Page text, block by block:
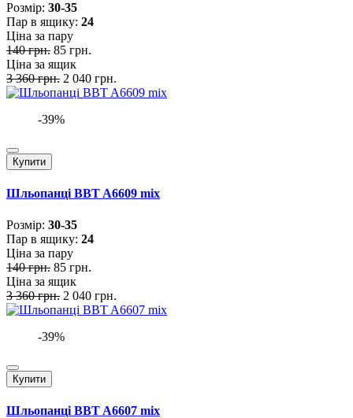
Розмiр: 30-35
Пар в ящику: 24
Ціна за пару
140 грн. 85 грн.
Ціна за ящик
3 360 грн. 2 040 грн.
-39%
Купити
Шльопанці BBT A6609 mix
Розмiр: 30-35
Пар в ящику: 24
Ціна за пару
140 грн. 85 грн.
Ціна за ящик
3 360 грн. 2 040 грн.
-39%
Купити
Шльопанці BBT A6607 mix